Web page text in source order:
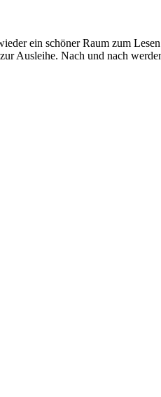
ein schöner Raum zum
Ausleihe. Nach und nach